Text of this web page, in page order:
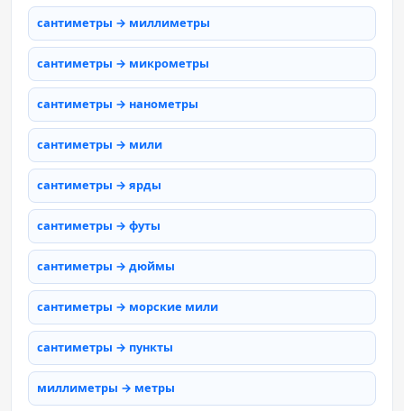
сантиметры → миллиметры
сантиметры → микрометры
сантиметры → нанометры
сантиметры → мили
сантиметры → ярды
сантиметры → футы
сантиметры → дюймы
сантиметры → морские мили
сантиметры → пункты
миллиметры → метры